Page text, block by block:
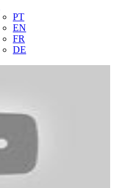
PT
EN
FR
DE